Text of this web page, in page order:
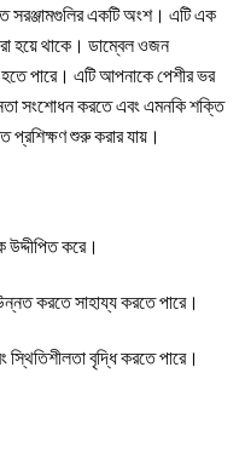
সরঞ্জামগুলির একটি অংশ। এটি এক
হয়ে থাকে। ডাম্বেল ওজন
হতে পারে। এটি আপনাকে পেশীর ভর
সংশোধন করতে এবং এমনকি শক্তি
প্রশিক্ষণ শুরু করার যায়।
উদ্দীপিত করে।
করতে সাহায্য করতে পারে।
বৃদ্ধি করতে পারে।